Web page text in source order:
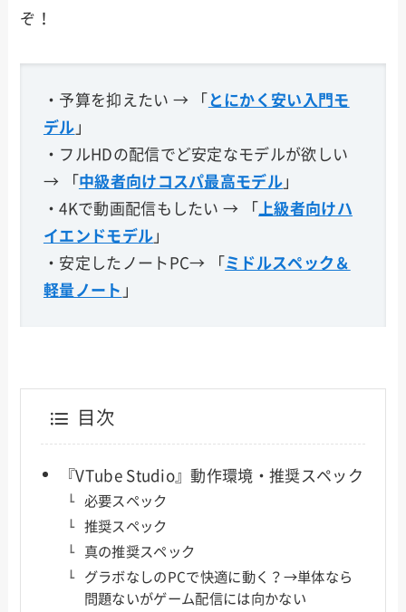
ぞ！
・予算を抑えたい → 「 とにかく安い入門モ
デル 」
・フルHDの配信でど安定なモデルが欲しい
→ 「 中級者向けコスパ最高モデル 」
・4Kで動画配信もしたい → 「
上級者向けハ
イエンドモデル 」
・安定したノートPC→ 「 ミドルスペック＆
軽量ノート 」
目次
『VTube Studio』動作環境・推奨スペック
必要スペック
推奨スペック
真の推奨スペック
グラボなしのPCで快適に動く？→単体なら
問題ないがゲーム配信には向かない